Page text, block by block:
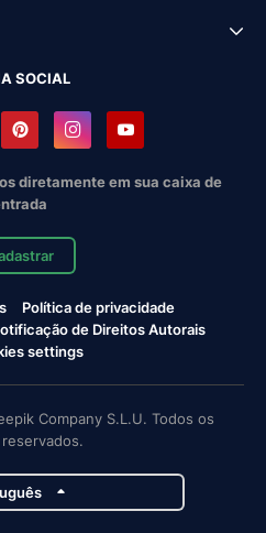
SOCIAL
diretamente em sua caixa de
Política de privacidade
de Direitos Autorais
settings
Company S.L.U. Todos os